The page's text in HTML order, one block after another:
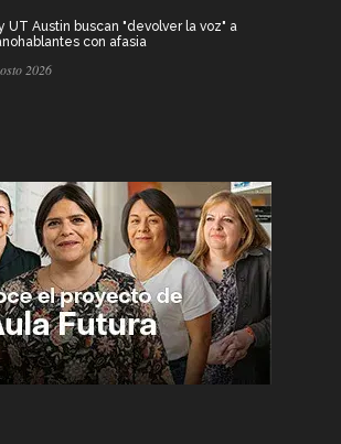
UT Austin buscan "devolver la voz" a
con afasia
2026